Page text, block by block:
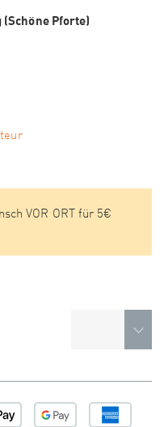
Pforte)
VOR ORT für 5€